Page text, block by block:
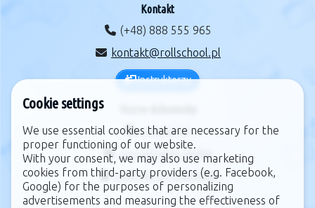
Kontakt
(+48) 888 555 965
kontakt@rollschool.pl
Instruktorzy
regulamin
zarządzanie cookie
polityka prywatności
Cookie settings
We use essential cookies that are necessary for the
proper functioning of our website.
With your consent, we may also use marketing
cookies from third-party providers (e.g. Facebook,
Google) for the purposes of personalizing
advertisements and measuring the effectiveness of